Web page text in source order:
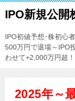
IPO新規公開
IPO初値予想･株初心
500万円で退場～IPO
わせて+2,000万円超
2025年～